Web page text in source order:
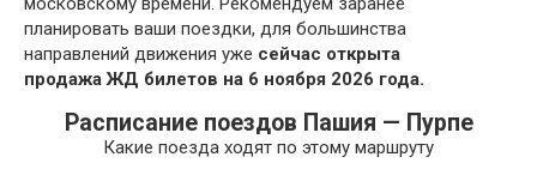
планировать ваши поездки, для большинства
направлений движения уже сейчас открыта
продажа ЖД билетов на 6 ноября 2026 года.
Расписание поездов Пашия — Пурпе
Какие поезда ходят по этому маршруту